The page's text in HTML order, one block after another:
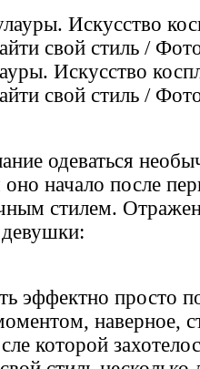
Искусство
свой стиль /
одеваться
оно начало после
стилем.
девушки:
эффектно просто
наверное,
которой